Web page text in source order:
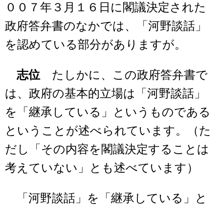
００７年３月１６日に閣議決定された
政府答弁書のなかでは、「河野談話」
を認めている部分がありますが。
志位 たしかに、この政府答弁書で
は、政府の基本的立場は「河野談話」
を「継承している」というものである
ということが述べられています。（た
だし「その内容を閣議決定することは
考えていない」とも述べています）
「河野談話」を「継承している」と